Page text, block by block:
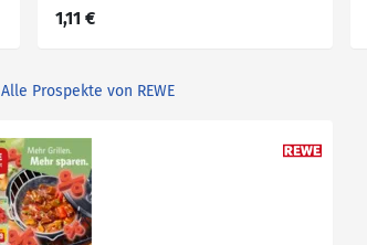
1,11 €
Alle Prospekte von REWE